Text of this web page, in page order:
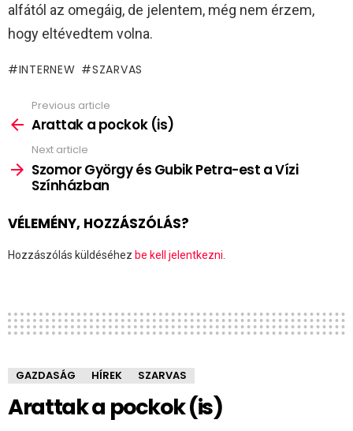
alfától az omegáig, de jelentem, még nem érzem,
hogy eltévedtem volna.
INTERNEW SZARVAS
more
Previous article
Arattak a pockok (is)
Next article
Szomor György és Gubik Petra-est a Vízi
Színházban
VÉLEMÉNY, HOZZÁSZÓLÁS?
Hozzászólás küldéséhez be kell jelentkezni
GAZDASÁG HÍREK SZARVAS
Arattak a pockok (is)